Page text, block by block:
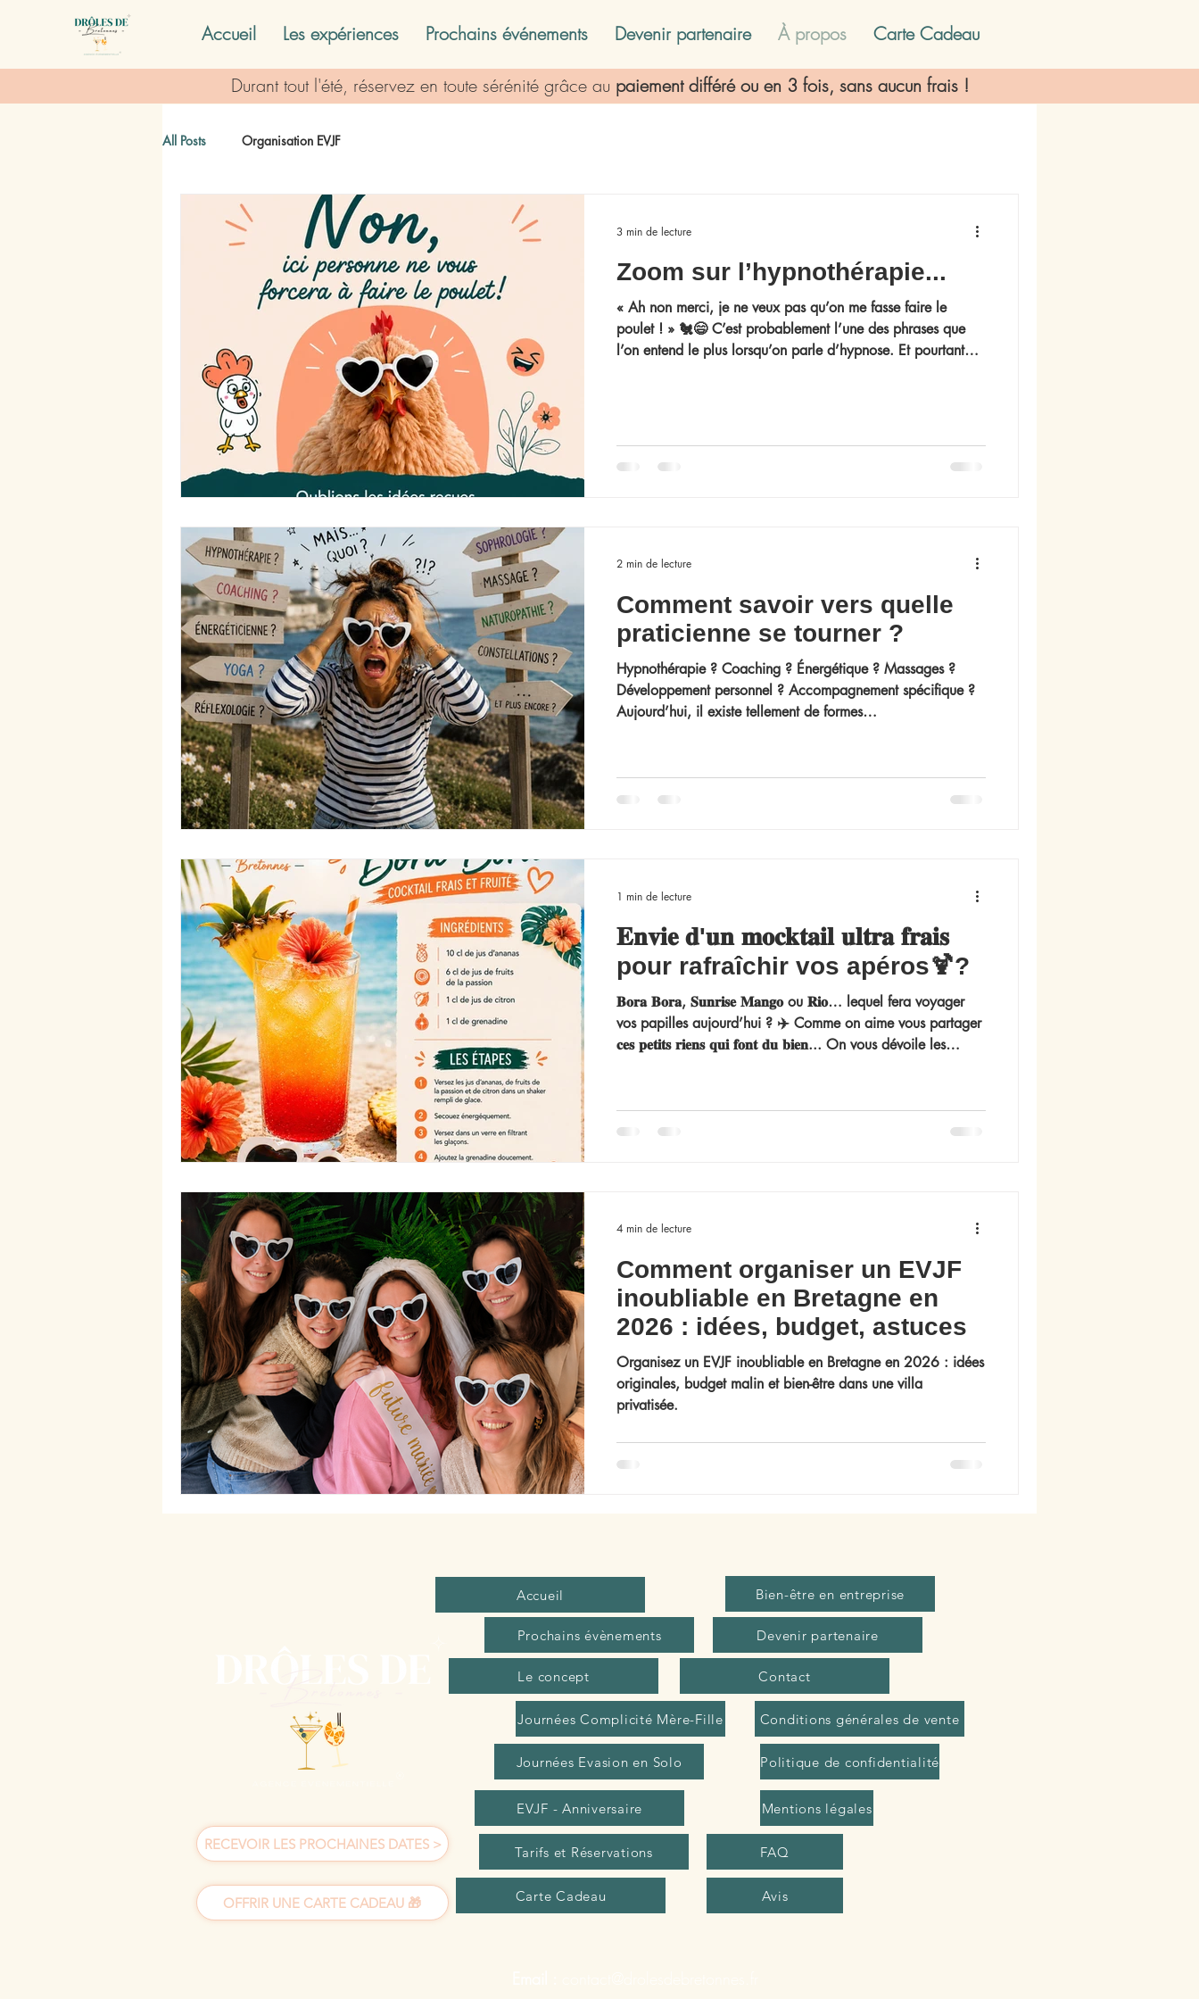
Accueil Les expériences Prochains événements Devenir partenaire À propos Carte Cadeau
Durant tout l'été, réservez en toute sérénité grâce au paiement différé ou en 3 fois, sans aucun frais !
All Posts Organisation EVJF
Zoom sur l’hypnothérapie...
« Ah non merci, je ne veux pas qu’on me fasse faire le
poulet ! » 🐔😄 C’est probablement l’une des phrases que
l’on entend le plus lorsqu’on parle d’hypnose. Et pourtant…
3 min de lecture
Comment savoir vers quelle
praticienne se tourner ?
Hypnothérapie ? Coaching ? Énergétique ? Massages ?
Développement personnel ? Accompagnement spécifique ?
Aujourd’hui, il existe tellement de formes
compliquée, un manque de confiance en soi, une fatigue
émotionnelle, une envie de changement ou simplement ce
2 min de lecture
𝐄𝐧𝐯𝐢𝐞 𝐝'𝐮𝐧 𝐦𝐨𝐜𝐤𝐭𝐚𝐢𝐥 𝐮𝐥𝐭𝐫𝐚 𝐟𝐫𝐚𝐢𝐬
pour rafraîchir vos apéros🍹​?
𝐁𝐨𝐫𝐚 𝐁𝐨𝐫𝐚, 𝐒𝐮𝐧𝐫𝐢𝐬𝐞 𝐌𝐚𝐧𝐠𝐨 ou 𝐑𝐢𝐨… lequel fera voyager
vos papilles aujourd’hui ? ​✈️​ Comme on aime vous partager
𝐜𝐞𝐬 𝐩𝐞𝐭𝐢𝐭𝐬 𝐫𝐢𝐞𝐧𝐬 𝐪𝐮𝐢 𝐟𝐨𝐧𝐭 𝐝𝐮 𝐛𝐢𝐞𝐧... On vous dévoile les
pendant nos événements 100 % féminins ! À vos shakers…
Prêtes ? Secouez !! À partager sans modération ​.
1 min de lecture
Comment organiser un EVJF
inoubliable en Bretagne en
2026 : idées, budget, astuces
Organisez un EVJF inoubliable en Bretagne en 2026 : idées
originales, budget malin et bien-être dans une villa
privatisée.
4 min de lecture
Accueil
Le concept
Prochains évènements
Contact
Conditions générales de vente
Politique de confidentialité
Tarifs et Réservations
Mentions légales
EVJF - Anniversaire
Devenir partenaire
Journées Evasion en Solo
FAQ
Journées Complicité Mère-Fille
Bien-être en entreprise
RECEVOIR LES PROCHAINES DATES >
OFFRIR UNE CARTE CADEAU 🎁 Carte Cadeau Avis